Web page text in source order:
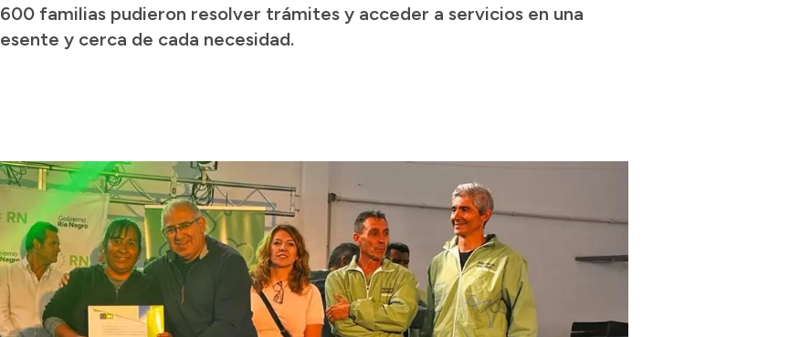
familias pudieron resolver trámites y acceder a servicios en una
y cerca de cada necesidad.